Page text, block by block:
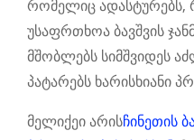
რომელიც
უსაფრთხოა ბავშვის
მშობლებს სიმშვიდეს
პატარებს ხარისხიანი
მელიქეი არისჩინეთის